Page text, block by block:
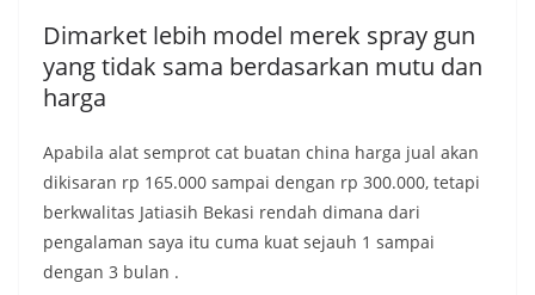
Dimarket lebih model merek spray gun
yang tidak sama berdasarkan mutu dan
harga
Apabila alat semprot cat buatan china harga jual akan
dikisaran rp 165.000 sampai dengan rp 300.000, tetapi
berkwalitas Jatiasih Bekasi rendah dimana dari
pengalaman saya itu cuma kuat sejauh 1 sampai
dengan 3 bulan .